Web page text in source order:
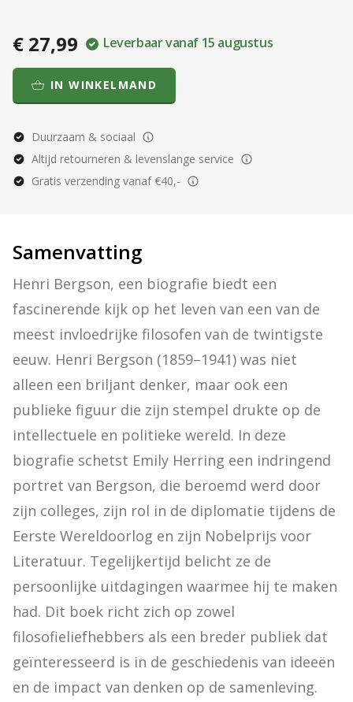
€ 27,99 Leverbaar vanaf 15 augustus
IN WINKELMAND
Duurzaam & sociaal
Altijd retourneren & levenslange service
Gratis verzending vanaf €40,-
Samenvatting
Henri Bergson, een biografie biedt een
fascinerende kijk op het leven van een van de
meest invloedrijke filosofen van de twintigste
eeuw. Henri Bergson (1859–1941) was niet
alleen een briljant denker, maar ook een
publieke figuur die zijn stempel drukte op de
intellectuele en politieke wereld. In deze
biografie schetst Emily Herring een indringend
portret van Bergson, die beroemd werd door
zijn colleges, zijn rol in de diplomatie tijdens de
Eerste Wereldoorlog en zijn Nobelprijs voor
Literatuur. Tegelijkertijd belicht ze de
persoonlijke uitdagingen waarmee hij te maken
had. Dit boek richt zich op zowel
filosofieliefhebbers als een breder publiek dat
geïnteresseerd is in de geschiedenis van ideeën
en de impact van denken op de samenleving.